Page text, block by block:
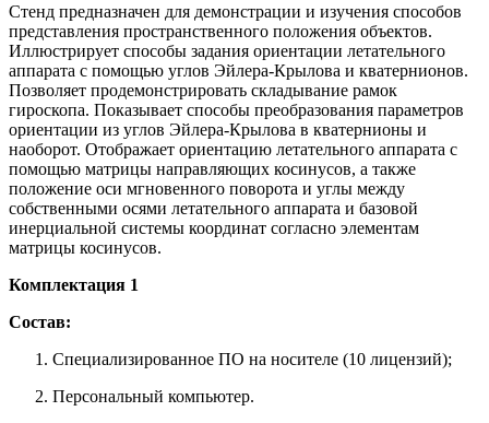
Стенд предназначен для демонстрации и изучения способов
представления пространственного положения объектов.
Иллюстрирует способы задания ориентации летательного
аппарата с помощью углов Эйлера-Крылова и кватернионов.
Позволяет продемонстрировать складывание рамок
гироскопа. Показывает способы преобразования параметров
ориентации из углов Эйлера-Крылова в кватернионы и
наоборот. Отображает ориентацию летательного аппарата с
помощью матрицы направляющих косинусов, а также
положение оси мгновенного поворота и углы между
собственными осями летательного аппарата и базовой
инерциальной системы координат согласно элементам
матрицы косинусов.
Комплектация 1
Состав:
Специализированное ПО на носителе (10 лицензий);
Персональный компьютер.